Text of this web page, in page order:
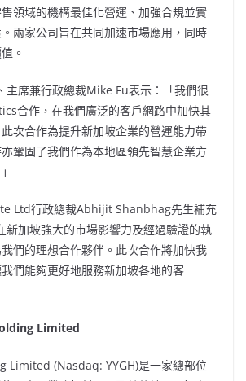
領域的機構最佳化營運、加強合規並實
兩家公司旨在共同加速市場應用，同時
。
主席兼行政總裁Mike Fu表示：「我們很
合作，在我們廣泛的客戶網路中加快其
次合作為提升新加坡企業的營運能力帶
鞏固了我們作為本地區領先智慧企業方
Ltd行政總裁Abhijit Shanbhag先生補充
新加坡強大的市場影響力及經過驗證的執
們的理想合作夥伴。此次合作將加快我
們能夠更好地服務新加坡各地的客
Limited
Limited (Nasdaq: YYGH)是一家總部位